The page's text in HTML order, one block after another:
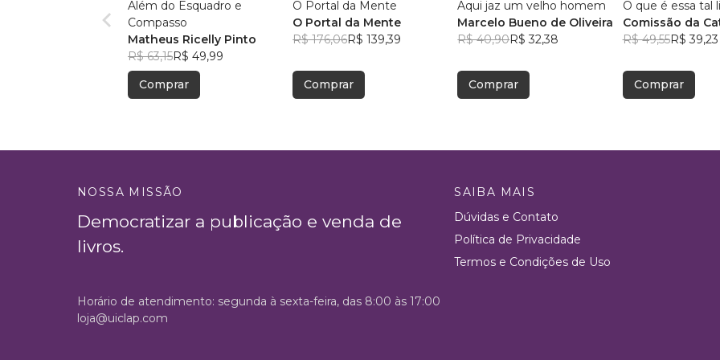
Além do Esquadro e
Compasso
Matheus Ricelly Pinto
R$ 63,15R$ 49,99
Comprar
O Portal da Mente
O Portal da Mente
R$ 176,06R$ 139,39
Comprar
Aqui jaz um velho homem
Marcelo Bueno de Oliveira
R$ 40,90R$ 32,38
Comprar
O que é essa tal
Comissão da
Paróquia São
R$ 49,55R$ 39,23
Comprar
NOSSA MISSÃO
Democratizar a publicação e venda de
livros.
SAIBA MAIS
Dúvidas e Contato
Política de Privacidade
Termos e Condições de Uso
Horário de atendimento: segunda à sexta-feira, das 8:00 às 17:00
loja@uiclap.com